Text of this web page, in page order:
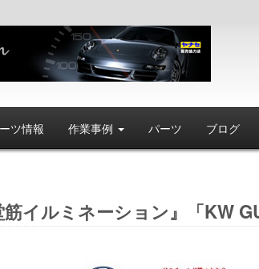
ツ情報 作業事例 パーツ ブログ
筋イルミネーション』「KW